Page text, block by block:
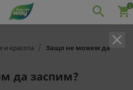
shopping_cart0

и красота
Защо не можем да
да заспим?
clear